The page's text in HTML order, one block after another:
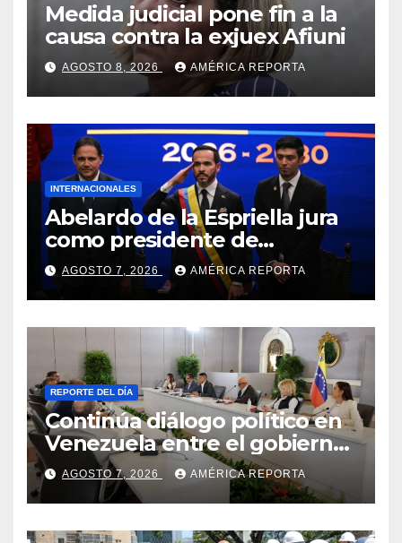
Medida judicial pone fin a la
causa contra la exjuex Afiuni
AGOSTO 8, 2026 AMÉRICA REPORTA
INTERNACIONALES
Abelardo de la Espriella jura
como presidente de
Colombia para el periodo
2026-2030
AGOSTO 7, 2026 AMÉRICA REPORTA
REPORTE DEL DÍA
Continúa diálogo político en
Venezuela entre el gobierno
y la oposición
AGOSTO 7, 2026 AMÉRICA REPORTA